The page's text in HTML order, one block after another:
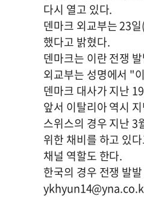
다시 열고 있다.
덴마크 외교부는 23
했다고 밝혔다.
덴마크는 이란 전쟁
외교부는 성명에서 "
덴마크 대사가 지난
앞서 이탈리아 역시
스위스의 경우 지난 3
위한 채비를 하고 있
채널 역할도 한다.
한국의 경우 전쟁 발